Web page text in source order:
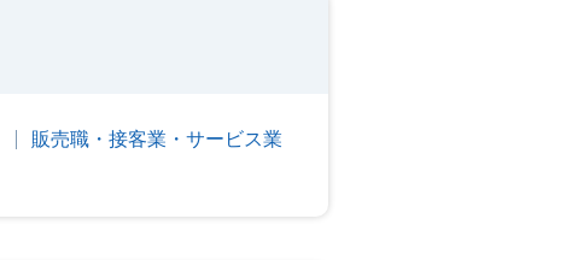
販売職・接客業・サービス業